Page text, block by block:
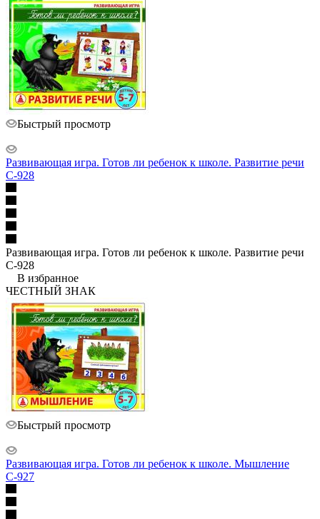
Быстрый просмотр
Развивающая игра. Готов ли ребенок к школе. Развитие речи
С-928
Развивающая игра. Готов ли ребенок к школе. Развитие речи
С-928
В избранное
ЧЕСТНЫЙ ЗНАК
Быстрый просмотр
Развивающая игра. Готов ли ребенок к школе. Мышление
С-927